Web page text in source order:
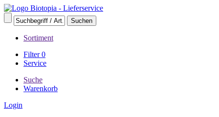
Sortiment
Filter0
Service
Suche
Warenkorb
Login